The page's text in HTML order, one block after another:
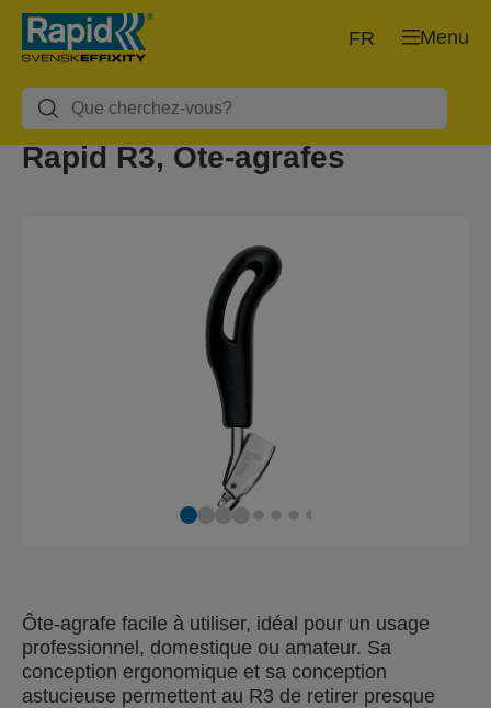
Menu
FR
Rapid R3, Ôte-agrafes
Ôte-agrafe facile à utiliser, idéal pour un usage
professionnel, domestique ou amateur. Sa
conception ergonomique et sa conception
astucieuse permettent au R3 de retirer presque